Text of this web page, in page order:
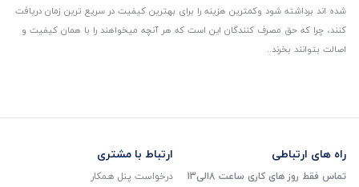
شده اند برداشته شود و‌کمترین هزینه را برای بهترین کیفیت در سریع ترین زمان دریافت
کنند، چرا که حق مصرف کنندگان این است که هر آنچه میخواهند را با همان کیفیت و
اصالت بتوانند بخرند..
راه های ارتباطی
تماس فقط روز های کاری ساعت 8الی13
ارتباط با مشتری
درخواست پنل همکار